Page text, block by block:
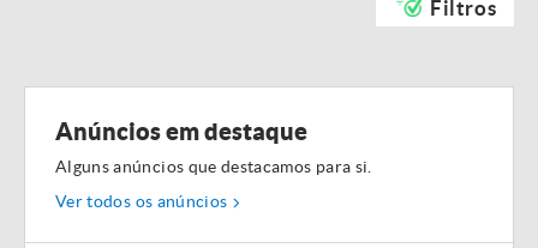
Filtros
Anúncios em destaque
Alguns anúncios que destacamos para si.
Ver todos os anúncios